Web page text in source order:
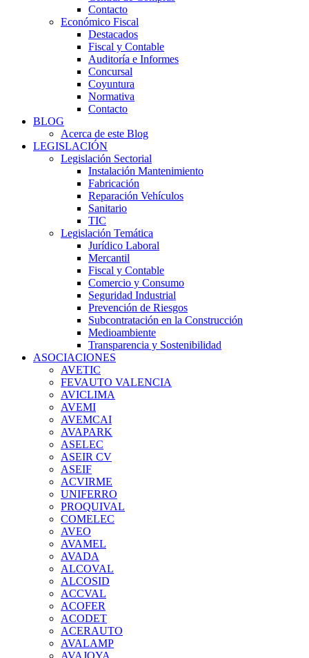
Contacto
Económico Fiscal
Destacados
Fiscal y Contable
Auditoría e Informes
Concursal
Coyuntura
Normativa
Contacto
BLOG
Acerca de este Blog
LEGISLACIÓN
Legislación Sectorial
Instalación Mantenimiento
Fabricación
Reparación Vehículos
Sanitario
TIC
Legislación Temática
Jurídico Laboral
Mercantil
Fiscal y Contable
Comercio y Consumo
Seguridad Industrial
Prevención de Riesgos
Subcontratación en la Construcción
Medioambiente
Transparencia y Sostenibilidad
ASOCIACIONES
AVETIC
FEVAUTO VALENCIA
AVICLIMA
AVEMI
AVEMCAI
AVAPARK
ASELEC
ASEIR CV
ASEIF
ACVIRME
UNIFERRO
PROQUIVAL
COMELEC
AVEO
AVAMEL
AVADA
ALCOVAL
ALCOSID
ACCVAL
ACOFER
ACODET
ACERAUTO
AVALAMP
AVAJOYA